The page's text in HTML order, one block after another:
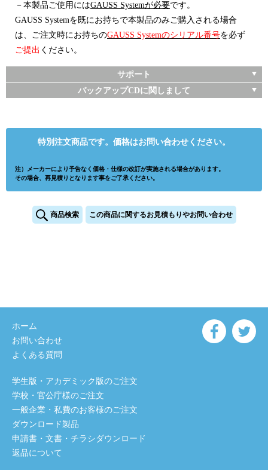
－本製品ご使用にはGAUSS Systemが必要です。
GAUSS Systemを既にお持ちで本製品のみご購入される場合
は、ご注文時にお持ちのGAUSS Systemのシリアル番号を必ず
ご提出 ください。
サポート
バックアップCDに関しまして
特別注文商品です。価格はお問い合わせください。
注）メーカーにより予告なく価格・仕様の改訂が実施される場合があります。
その場合、再見積りとなります事をご了承ください。
商品検索 この商品に関するお見積もりやお問い合わせ
ホーム
お問い合わせ
よくある質問
学生版・アカデミック版のご注文
学校・官公庁様のご注文
一般企業・私費のお客様のご注文
ダウンロード製品
申請書・文書・チラシダウンロード
返品について